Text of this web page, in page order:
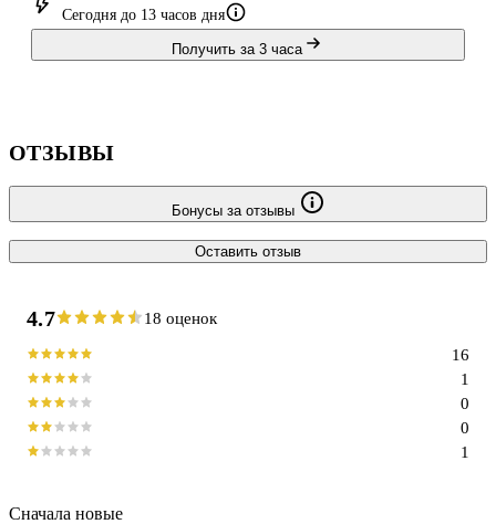
Сегодня до 13 часов дня
Получить за 3 часа
ОТЗЫВЫ
Бонусы за отзывы
Оставить отзыв
4.7 18 оценок
1
0
0
1
16
Сначала новые